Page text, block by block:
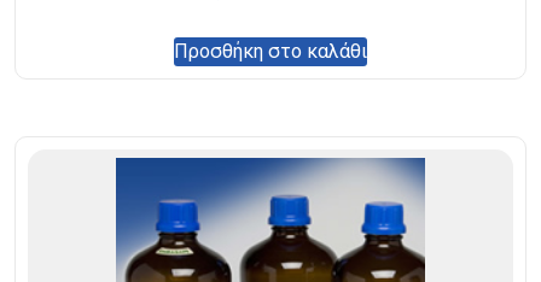
Προσθήκη στο καλάθι